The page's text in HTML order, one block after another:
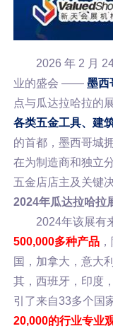
2026 年 2 月
业的盛会 —— 墨西
点与瓜达拉哈拉的
各类五金工具、建
的首都，墨西哥城
在为制造商和独立
五金店店主及关键
2024年瓜达拉哈拉
2024年该展有
500,000多种产品，
国，加拿大，意大
其，西班牙，印度
引了来自33多个国
20,000的行业专业